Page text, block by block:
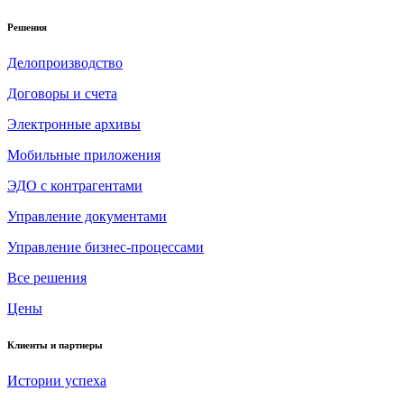
Решения
Делопроизводство
Договоры и счета
Электронные архивы
Мобильные приложения
ЭДО с контрагентами
Управление документами
Управление бизнес-процессами
Все решения
Цены
Клиенты и партнеры
Истории успеха